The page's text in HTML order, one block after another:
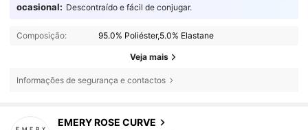
ocasional: Descontraído e fácil de conjugar.
Composição: 95.0% Poliéster,5.0% Elastane
Veja mais
Informações de segurança e contactos
EMERY ROSE CURVE